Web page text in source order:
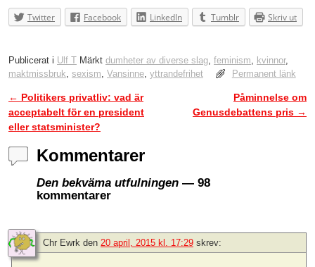
Twitter Facebook LinkedIn Tumblr Skriv ut
Publicerat i Ulf T Märkt dumheter av diverse slag feminism kvinnor,
maktmissbruk sexism Vansinne yttrandefrihet Permanent länk
Inläggsnavigering
← Politikers privatliv: vad är
acceptabelt för en president
eller statsminister?
Påminnelse om
Genusdebattens pris →
Kommentarer
Den bekväma utfulningen — 98
kommentarer
Chr Ewrk den 20 april, 2015 kl. 17:29 skrev: